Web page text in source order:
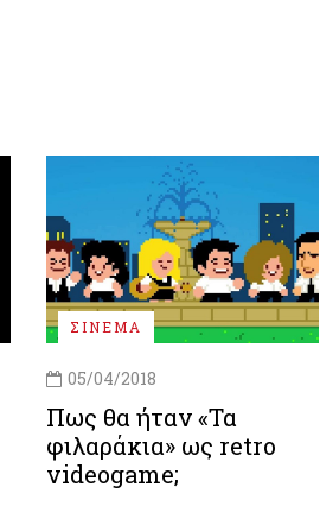
ΣΙΝΕΜΑ
05/04/2018
Πως θα ήταν «Τα
φιλαράκια» ως retro
videogame;